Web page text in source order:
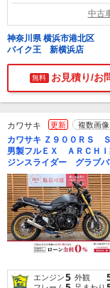
中古
神奈川県 横浜市港北区
バイク王 新横浜店
無料 お見積り/お
カワサキ 更新 複数画像
カワサキ Ｚ９００ＲＳ
男製フルＥＸ ＡＲＣＨ
ジンスライダー グラブ
エンジン5 外観